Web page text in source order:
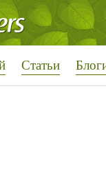
Статьи